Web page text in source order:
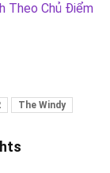
Theo Chủ Điểm
The Windy